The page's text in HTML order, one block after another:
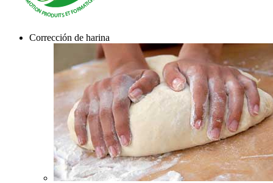
Corrección de harina